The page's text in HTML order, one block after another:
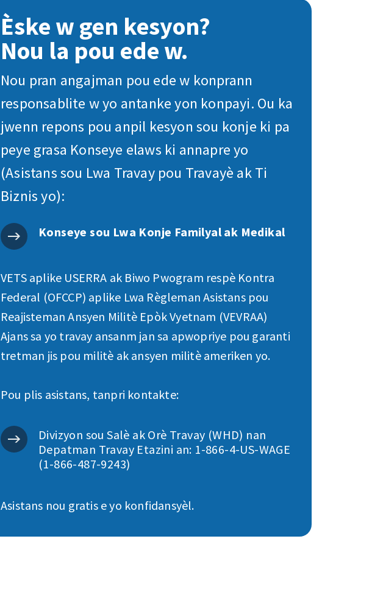
Èske w gen kesyon?
Nou la pou ede w.
Nou pran angajman pou ede w konprann
responsablite w yo antanke yon konpayi. Ou ka
jwenn repons pou anpil kesyon sou konje ki pa
peye grasa Konseye elaws ki annapre yo
(Asistans sou Lwa Travay pou Travayè ak Ti
Biznis yo):
Konseye sou Lwa Konje Familyal ak Medikal
VETS aplike USERRA ak Biwo Pwogram respè Kontra
Federal (OFCCP) aplike Lwa Règleman Asistans pou
Reajisteman Ansyen Militè Epòk Vyetnam (VEVRAA)
Ajans sa yo travay ansanm jan sa apwopriye pou garanti
tretman jis pou militè ak ansyen militè ameriken yo.
Pou plis asistans, tanpri kontakte:
Divizyon sou Salè ak Orè Travay (WHD) nan
Depatman Travay Etazini an: 1-866-4-US-WAGE
(1-866-487-9243)
Asistans nou gratis e yo konfidansyèl.